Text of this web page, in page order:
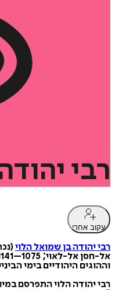
רבי
עקוב אחרי
רבי יהודה בן שמואל הלוי
וההוגים היהודיים בימי
רבי יהודה הלוי התפרסם